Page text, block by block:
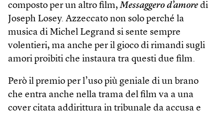
composto per un altro film,Messaggero d’amore di
Joseph Losey. Azzeccato non solo perché la
musica di Michel Legrand si sente sempre
volentieri, ma anche per il gioco di rimandi sugli
amori proibiti che instaura tra questi due film.
Però il premio per l’uso più geniale di un brano
che entra anche nella trama del film va a una
cover citata addirittura in tribunale da accusa e